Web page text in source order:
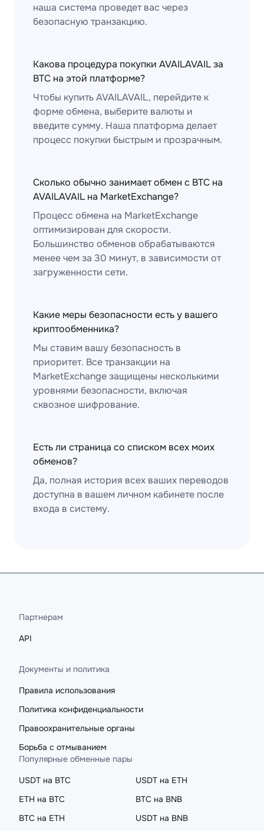
наша система проведет вас через
безопасную транзакцию.
Какова процедура покупки AVAILAVAIL за
BTC на этой платформе?
Чтобы купить AVAILAVAIL, перейдите к
форме обмена, выберите валюты и
введите сумму. Наша платформа делает
процесс покупки быстрым и прозрачным.
Сколько обычно занимает обмен с BTC на
AVAILAVAIL на MarketExchange?
Процесс обмена на MarketExchange
оптимизирован для скорости.
Большинство обменов обрабатываются
менее чем за 30 минут, в зависимости от
загруженности сети.
Какие меры безопасности есть у вашего
криптообменника?
Мы ставим вашу безопасность в
приоритет. Все транзакции на
MarketExchange защищены несколькими
уровнями безопасности, включая
сквозное шифрование.
Есть ли страница со списком всех моих
обменов?
Да, полная история всех ваших переводов
доступна в вашем личном кабинете после
входа в систему.
Партнерам
API
Документы и политика
Правила использования
Политика конфиденциальности
Правоохранительные органы
Борьба с отмыванием
Популярные обменные пары
USDT на BTC
USDT на ETH
ETH на BTC
BTC на BNB
BTC на ETH
USDT на BNB